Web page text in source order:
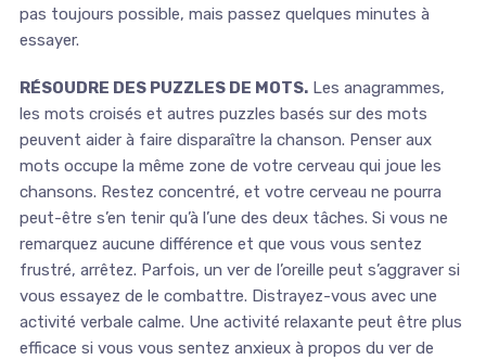
pas toujours possible, mais passez quelques minutes à
essayer.
RÉSOUDRE DES PUZZLES DE MOTS.Les anagrammes,
les mots croisés et autres puzzles basés sur des mots
peuvent aider à faire disparaître la chanson. Penser aux
mots occupe la même zone de votre cerveau qui joue les
chansons. Restez concentré, et votre cerveau ne pourra
peut-être s’en tenir qu’à l’une des deux tâches. Si vous ne
remarquez aucune différence et que vous vous sentez
frustré, arrêtez. Parfois, un ver de l’oreille peut s’aggraver si
vous essayez de le combattre. Distrayez-vous avec une
activité verbale calme. Une activité relaxante peut être plus
efficace si vous vous sentez anxieux à propos du ver de